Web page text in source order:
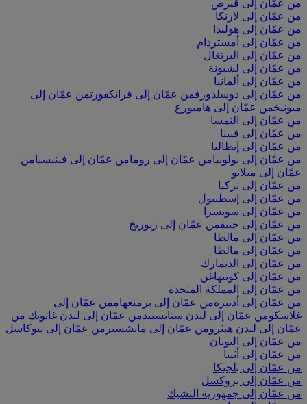
من عمّان إلى قبرص
من عمّان إلى لارنكا
من عمّان إلى هولندا
من عمّان إلى أمستردام
من عمّان إلى البرتغال
من عمّان إلى لشبونة
من عمّان إلى ألمانيا
من عمّان إلى دوسلدورفمن عمّان إلى فرانكفورتمن عمّان إلى
ميونيخمن عمّان إلى هامبورغ
من عمّان إلى النمسا
من عمّان إلى فيينا
من عمّان إلى إيطاليا
من عمّان إلى بولونيامن عمّان إلى رومامن عمّان إلى فينيسيامن
عمّان إلى ميلانو
من عمّان إلى تركيا
من عمّان إلى إسطنبول
من عمّان إلى سويسرا
من عمّان إلى جنيفمن عمّان إلى زيوريخ
من عمّان إلى مالطا
من عمّان إلى مالطا
من عمّان إلى الدنمارك
من عمّان إلى كوبنهاغن
من عمّان إلى المملكة المتحدة
من عمّان إلى أدنبرةمن عمّان إلى برمنغهاممن عمّان إلى
غلاسكومن عمّان إلى لندن ستانستيدمن عمّان إلى لندن غاتويك من
عمّان إلى لندن هيثرومن عمّان إلى مانشستر من عمّان إلى نيوكاسل
من عمّان إلى اليونان
من عمّان إلى أثينا
من عمّان إلى بلجيكا
من عمّان إلى بروكسل
من عمّان إلى جمهورية التشيك